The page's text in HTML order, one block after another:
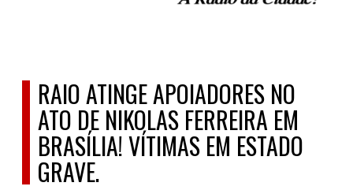
RAIO ATINGE APOIADORES NO
ATO DE NIKOLAS FERREIRA EM
BRASÍLIA! VÍTIMAS EM ESTADO
GRAVE.